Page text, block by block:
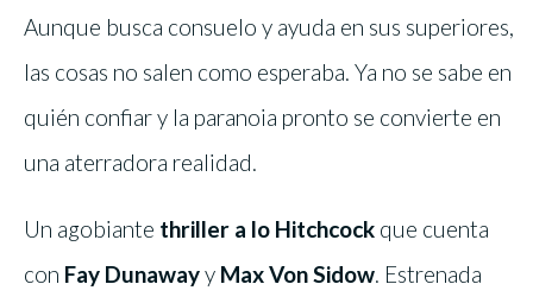
Aunque busca consuelo y ayuda en sus superiores,
las cosas no salen como esperaba. Ya no se sabe en
quién confiar y la paranoia pronto se convierte en
una aterradora realidad.
Un agobiante thriller a lo Hitchcock que cuenta
con Fay Dunawayy Max Von Sidow. Estrenada